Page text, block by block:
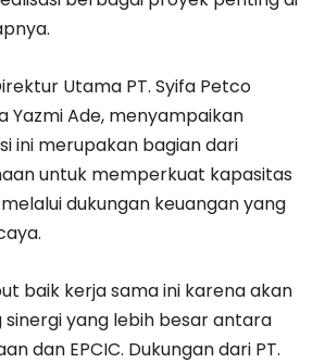
Utama PT. Syifa Petco
Yazmi Ade, menyampaikan
ini merupakan bagian dari
untuk memperkuat kapasitas
dukungan keuangan yang
baik kerja sama ini karena akan
yang lebih besar antara
dan EPCIC. Dukungan dari PT.